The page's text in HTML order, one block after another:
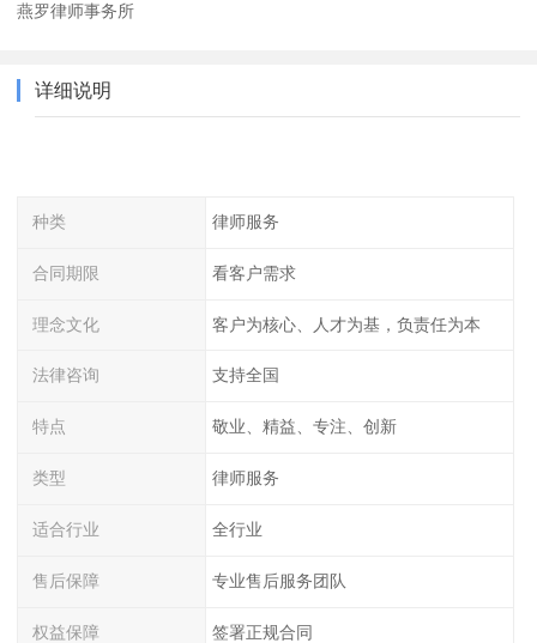
燕罗律师事务所
详细说明
种类 律师服务
合同期限 看客户需求
理念文化 客户为核心、人才为基，负责任为本
法律咨询 支持全国
特点 敬业、精益、专注、创新
类型 律师服务
适合行业 全行业
售后保障 专业售后服务团队
权益保障 签署正规合同